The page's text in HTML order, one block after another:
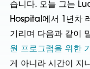
습니다. 오늘 그는
Hospital에서 1년차
기리며 다음과 같이
원 프로그램을 위한
게 아니라 시간이 지